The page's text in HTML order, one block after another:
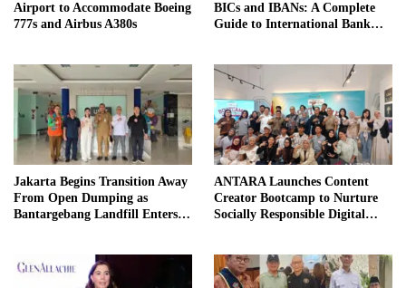
Airport to Accommodate Boeing
777s and Airbus A380s
BICs and IBANs: A Complete
Guide to International Bank
Jakarta Begins Transition Away
From Open Dumping as
Bantargebang Landfill Enters
ANTARA Launches Content
Creator Bootcamp to Nurture
Socially Responsible Digital